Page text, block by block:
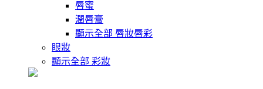
唇蜜
潤唇膏
顯示全部 唇妝唇彩
眼妝
顯示全部 彩妝